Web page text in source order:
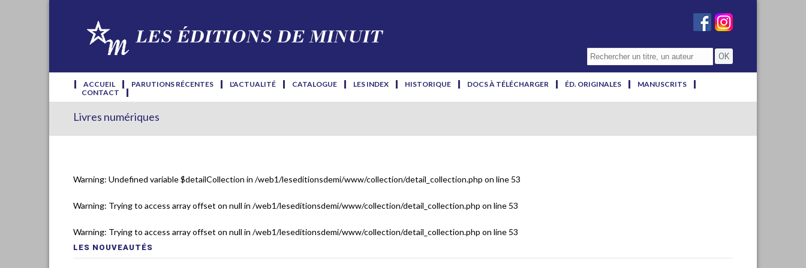
ACCUEIL PARUTIONS RÉCENTES L'ACTUALITÉ CATALOGUE LES INDEX HISTORIQUE DOCS À TÉLÉCHARGER ÉD. ORIGINALES
MANUSCRITS
CONTACT
Livres numériques
Warning: Undefined variable $detailCollection in /web1/leseditionsdemi/www/collection/detail_collection.php on line 53
Warning: Trying to access array offset on null in /web1/leseditionsdemi/www/collection/detail_collection.php on line 53
Warning: Trying to access array offset on null in /web1/leseditionsdemi/www/collection/detail_collection.php on line 53
LES NOUVEAUTÉS